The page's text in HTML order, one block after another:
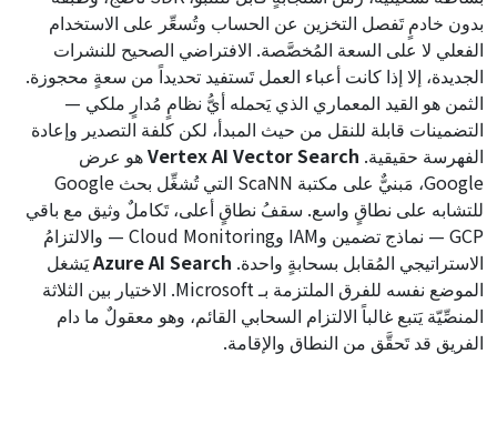
بدون خادمٍ تَفصل التخزين عن الحساب وتُسعِّر على الاستخدام
الفعلي لا على السعة المُخصَّصة. الافتراضي الصحيح للنشرات
الجديدة، إلا إذا كانت أعباء العمل تَستفيد تحديداً من سعةٍ محجوزة.
الثمن هو القيد المعماري الذي يَحمله أيُّ نظامٍ مُدارٍ ملكي —
التضمينات قابلة للنقل من حيث المبدأ، لكن كلفة التصدير وإعادة
الفهرسة حقيقية. Vertex AI Vector Searchهو عرض
Google، مَبنيٌّ على مكتبة ScaNN التي تُشغِّل بحث Google
للتشابه على نطاقٍ واسع. سقفُ نطاقٍ أعلى، تَكاملٌ وثيق مع باقي
GCP — نماذج تضمين وIAM وCloud Monitoring — والالتزامُ
الاستراتيجي المُقابل بسحابةٍ واحدة. Azure AI Searchيَشغل
الموضع نفسه للفرق الملتزمة بـ Microsoft. الاختيار بين الثلاثة
المنصِّيّة يَتبع غالباً الالتزام السحابي القائم، وهو معقولٌ ما دام
الفريق قد تَحقَّق من النطاق والإقامة.